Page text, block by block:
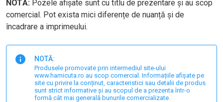
NOTĂ: Pozele afișate sunt cu titlu de prezentare și au scop
comercial. Pot exista mici diferențe de nuanță și de
încadrare a imprimeului.
NOTĂ:
Produsele promovate prin intermediul site-ului
www.harnicuta.ro au scop comercial. Informațiile afișate pe
site cu privire la conținut, caracteristici sau detalii de produs
sunt strict informative și au scopul de a prezenta într-o
formă cât mai generală bunurile comercializate.